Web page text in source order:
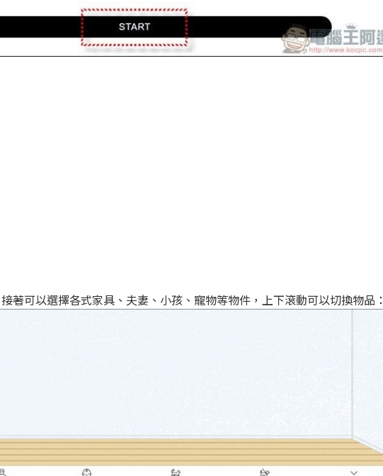
著可以選擇各式家具、夫妻、小孩、寵物等物件，上下滾動可以切換物品：